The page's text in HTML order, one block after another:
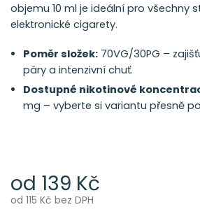
od 139 Kč
od 115 Kč bez DPH
objemu 10 ml je ideální pro všechny
elektronické cigarety.
Poměr složek: 70VG/30PG –
páry a intenzivní chuť.
Dostupné nikotinové
mg – vyberte si variantu přesně